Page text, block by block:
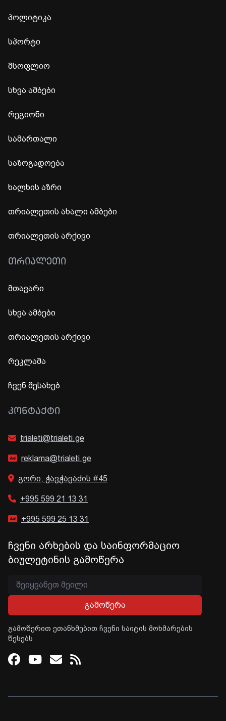
პოლიტიკა
სპორტი
მსოფლიო
სხვა ამბები
რეგიონი
სამართალი
საზოგადოება
ხალხის აზრი
თრიალეთის ახალი ამბები
თრიალეთის არქივი
ᲗᲠᲘᲐᲚᲔᲗᲘ
მთავარი
სხვა ამბები
თრიალეთის არქივი
რეკლამა
ჩვენ შესახებ
ᲙᲝᲜᲢᲐᲥᲢᲘ
trialeti@trialeti.ge
reklama@trialeti.ge
გორი, ჭავჭავაძის #45
+995 599 21 13 31
+995 599 25 13 31
ჩვენი არხების და საინფორმაციო
ბიულეტინის გამოწერა
გამოწერა
გამოწერით ეთანხმებით ჩვენი საიტის მოხმარების
წესებს
Facebook
Youtube
Email
RSS